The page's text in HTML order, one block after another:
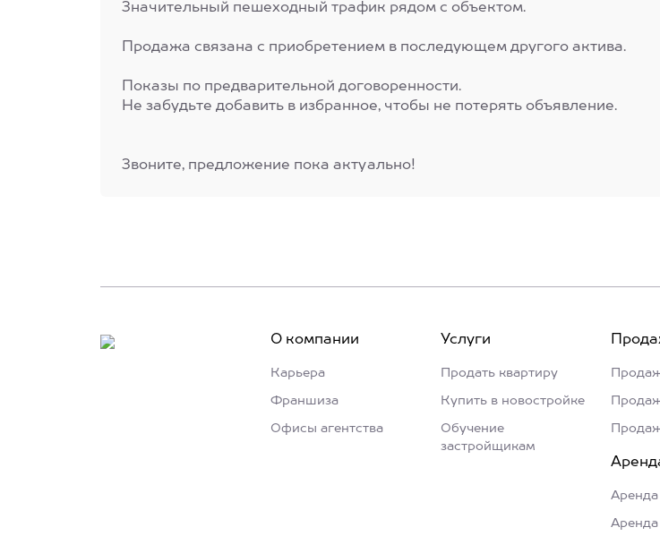
Значительный пешеходный трафик рядом с объектом.
Продажа связана с приобретением в последующем другого актива.
Показы по предварительной договоренности.
Не забудьте добавить в избранное, чтобы не потерять объявление.
Звоните, предложение пока актуально!
О компании
Карьера
Франшиза
Офисы агентства
Услуги
Продать квартиру
Купить в новостройке
Обучение
застройщикам
Аренда